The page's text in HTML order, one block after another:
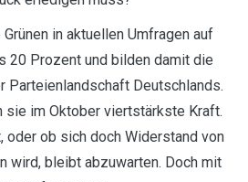
in aktuellen Umfragen auf
20 Prozent und bilden damit die
Parteienlandschaft Deutschlands.
sie im Oktober viertstärkste Kraft.
oder ob sich doch Widerstand von
wird, bleibt abzuwarten. Doch mit